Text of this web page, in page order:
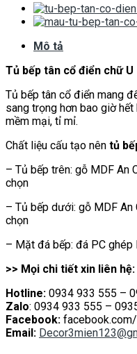
Mô tả
Tủ bếp tân cổ điển chữ U
Tủ bếp tân cổ điển mang
sang trọng hơn bao giờ
mềm mại, tỉ mỉ.
Chất liệu cấu tạo nên tủ
– Tủ bếp trên: gỗ MDF An
chọn
– Tủ bếp dưới: gỗ MDF
chọn
– Mặt đá bếp: đá PC ghép
>> Mọi chi tiết xin liên hệ:
Hotline: 0934 933 555 –
Zalo: 0934 933 555 –
Facebook:
Email: